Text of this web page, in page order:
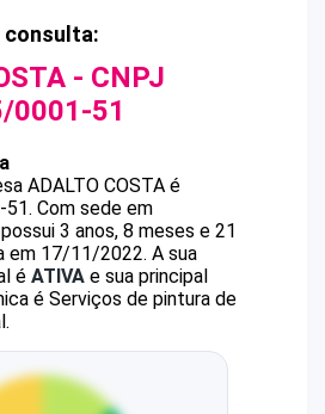
consulta:
- CNPJ
0001-51
ADALTO COSTA é
51. Com sede em
3 anos, 8 meses e 21
em 17/11/2022. A sua
é ATIVA e sua principal
é Serviços de pintura de